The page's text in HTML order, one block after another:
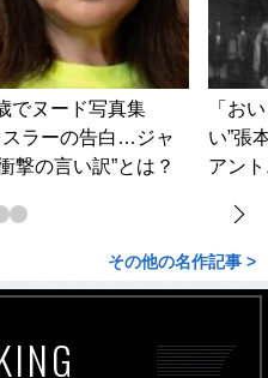
でヌード写真集
スラーの告白…ジャ
撃の言い訳”とは？
「お
い”張
アン
その他の名作記事 >